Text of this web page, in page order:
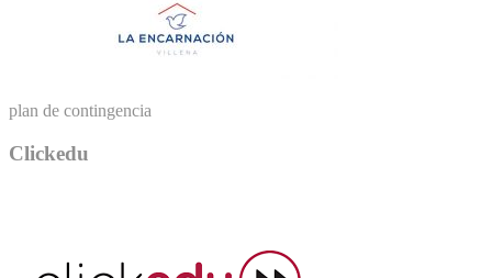
plan de contingencia
Clickedu